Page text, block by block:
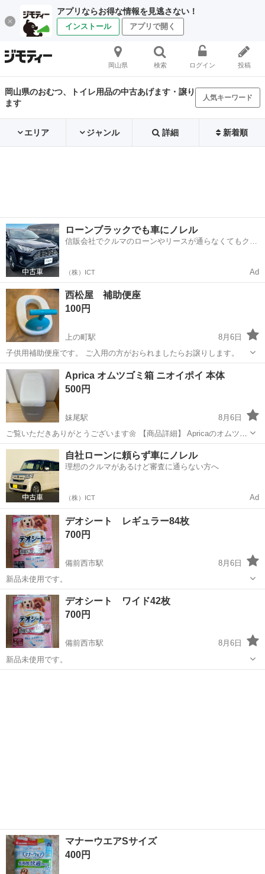
アプリならお得な情報を見逃さない！
インストール アプリで開く
岡山県 検索 ログイン 投稿
岡山県のおむつ、トイレ用品の中古あげます・譲り
ます
人気キーワード
エリア ジャンル 詳細 新着順
ローンブラックでも車にノレル
信販会社でクルマのローンやリースが通らなくてもクル
（株）ICT Ad
西松屋 補助便座
100円
上の町駅
8月6日
子供用補助便座です。 ご入用の方がおられましたらお譲りします。
岡山 倉敷市 ベビー用品 補助便座
Aprica オムツゴミ箱 ニオイポイ 本体
500円
妹尾駅
8月6日
ご覧いただきありがとうございます🌼 【商品詳細】 Apricaのオムツ用
ゴミ箱です。※箱無し 使用済みオムツをしっかり密閉でき、ニオイが
漏れにくい仕様です。 専用カセットは付属しておりません。 育児中の
方に...
岡山 岡山市 妹尾駅 ベビー用品
自社ローンに頼らず車にノレル
理想のクルマがあるけど審査に通らない方へ
（株）ICT Ad
デオシート レギュラー84枚
700円
備前西市駅
8月6日
新品未使用です。
岡山 岡山市 備前西市駅 ベビー用品
デオシート ワイド42枚
700円
備前西市駅
8月6日
新品未使用です。
マナーウエアSサイズ
400円